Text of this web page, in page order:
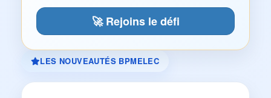
🚀 Rejoins le défi
LES NOUVEAUTÉS BPMELEC